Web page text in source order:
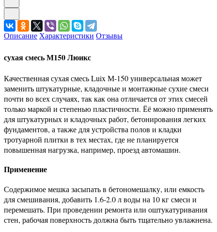
Описание Характеристики Отзывы
сухая смесь М150 Люикс
Качественная сухая смесь Luix М-150 универсальная может
заменить штукатурные, кладочные и монтажные сухие смеси
почти во всех случаях, так как она отличается от этих смесей
только маркой и степенью пластичности. Ёё можно применять
для штукатурных и кладочных работ, бетонирования легких
фундаментов, а также для устройства полов и кладки
тротуарной плитки в тех местах, где не планируется
повышенная нагрузка, например, проезд автомашин.
Применение
Содержимое мешка засыпать в бетономешалку, или емкость
для смешивания, добавить 1.6-2.0 л воды на 10 кг смеси и
перемешать. При проведении ремонта или оштукатуривания
стен, рабочая поверхность должна быть тщательно увлажнена.